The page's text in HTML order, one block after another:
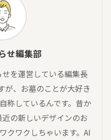
せ編集部
を運営している編集長
が、お墓のことが大好き
称しているんです。昔か
の新しいデザインのお
クワクしちゃいます。AI